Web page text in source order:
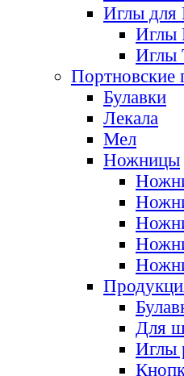
Иглы
Иглы
Портновские
Булавки
Лекала
Мел
Ножницы
Для
Иглы